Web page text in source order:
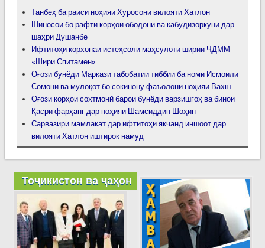
Танбеҳ ба раиси ноҳияи Хуросони вилояти Хатлон
Шиносоӣ бо рафти корҳои ободонӣ ва кабудизоркунӣ дар
шаҳри Душанбе
Ифтитоҳи корхонаи истеҳсоли маҳсулоти ширии ҶДММ
«Шири Спитамен»
Оғози бунёди Маркази табобатии тиббии ба номи Исмоили
Сомонӣ ва мулоқот бо сокинону фаъолони ноҳияи Вахш
Оғози корҳои сохтмонӣ барои бунёди варзишгоҳ ва бинои
Қасри фарҳанг дар ноҳияи Шамсиддин Шоҳин
Сарвазири мамлакат дар ифтитоҳи якчанд иншоот дар
вилояти Хатлон иштирок намуд
Тоҷикистон ва ҷаҳон